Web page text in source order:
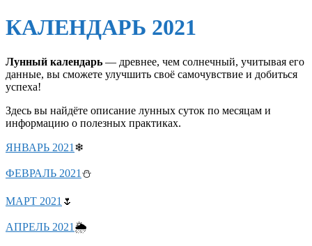
КАЛЕНДАРЬ 2021
Лунный календарь — древнее, чем солнечный, учитывая его
данные, вы сможете улучшить своё самочувствие и добиться
успеха!
Здесь вы найдёте описание лунных суток по месяцам и
информацию о полезных практиках.
ЯНВАРЬ 2021 ❄
ФЕВРАЛЬ 2021 ⛄
МАРТ 2021 🌷
АПРЕЛЬ 2021 🌦